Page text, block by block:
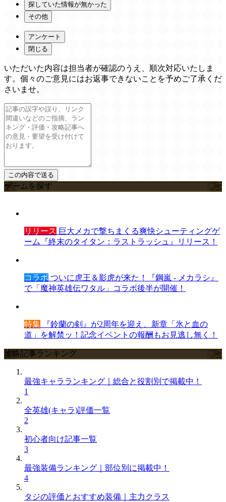
探していた情報が無かった
その他
アンケート
閉じる
いただいた内容は担当者が確認のうえ、順次対応いたしま
す。個々のご意見にはお返事できないことを予めご了承くだ
さいませ。
ゲームを探す
リリース 巨大メカで撃ちまくる爽快シューティングゲ
ーム『終末のタイタン：ラストラッシュ』リリース！
コラボ ついに虎王＆影虎が来た！『鋼嵐 - メカラシ』
で「魔神英雄伝ワタル」コラボ後半が開催！
特集 『鈴蘭の剣』が2周年を迎え、新章「氷と血の
道」を解禁ッ！記念イベントの報酬もお見逃し無く！
攻略記事ランキング
最強キャラランキング｜総合と役割別で掲載中！
1
全英雄(キャラ)評価一覧
2
初心者向け記事一覧
3
最強装備ランキング｜部位別に掲載中！
4
タジの評価とおすすめ装備｜主力クラス